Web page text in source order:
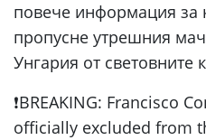
повече информация за
пропусне утрешния
Унгария от световните
❗️BREAKING: Francisco
officially excluded from